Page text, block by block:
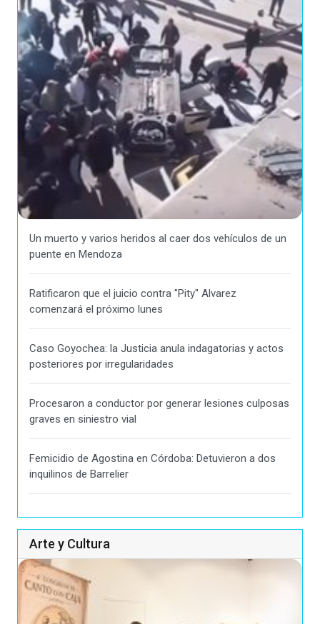
Un muerto y varios heridos al caer dos vehículos de un
puente en Mendoza
Ratificaron que el juicio contra "Pity" Alvarez
comenzará el próximo lunes
Caso Goyochea: la Justicia anula indagatorias y actos
posteriores por irregularidades
Procesaron a conductor por generar lesiones culposas
graves en siniestro vial
Femicidio de Agostina en Córdoba: Detuvieron a dos
inquilinos de Barrelier
Arte y Cultura